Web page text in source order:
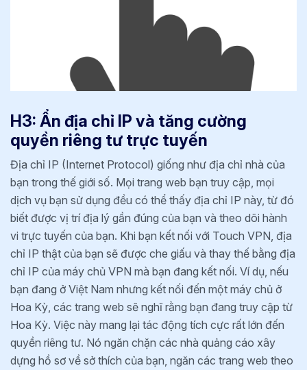
H3: Ẩn địa chỉ IP và tăng cường
quyền riêng tư trực tuyến
Địa chỉ IP (Internet Protocol) giống như địa chỉ nhà của
bạn trong thế giới số. Mọi trang web bạn truy cập, mọi
dịch vụ bạn sử dụng đều có thể thấy địa chỉ IP này, từ đó
biết được vị trí địa lý gần đúng của bạn và theo dõi hành
vi trực tuyến của bạn. Khi bạn kết nối với Touch VPN, địa
chỉ IP thật của bạn sẽ được che giấu và thay thế bằng địa
chỉ IP của máy chủ VPN mà bạn đang kết nối. Ví dụ, nếu
bạn đang ở Việt Nam nhưng kết nối đến một máy chủ ở
Hoa Kỳ, các trang web sẽ nghĩ rằng bạn đang truy cập từ
Hoa Kỳ. Việc này mang lại tác động tích cực rất lớn đến
quyền riêng tư. Nó ngăn chặn các nhà quảng cáo xây
dựng hồ sơ về sở thích của bạn, ngăn các trang web theo